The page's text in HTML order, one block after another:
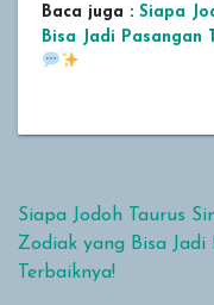
Baca juga : Siapa
Bisa Jadi Pasangan
Navigasi
Siapa Jodoh Taurus
Zodiak yang Bisa Jadi
Terbaiknya!